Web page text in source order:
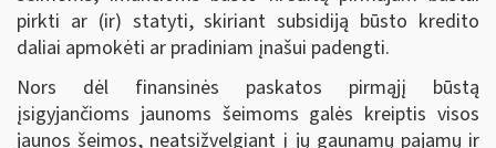
pirkti ar (ir) statyti, skiriant subsidiją būsto kredito
daliai apmokėti ar pradiniam įnašui padengti.
Nors dėl finansinės paskatos pirmąjį būstą
įsigyjančioms jaunoms šeimoms galės kreiptis visos
jaunos šeimos, neatsižvelgiant į jų gaunamų pajamų ir